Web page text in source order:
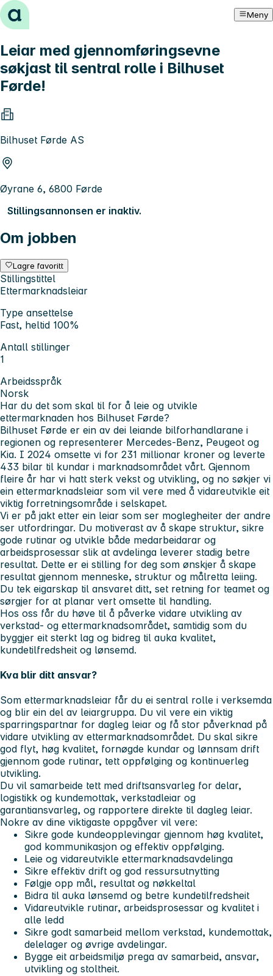
Hopp til innhold Meny
Leiar med gjennomføringsevne
søkjast til sentral rolle i Bilhuset
Førde!
Bilhuset Førde AS
Øyrane 6, 6800 Førde
Stillingsannonsen er inaktiv.
Om jobben
Lagre favoritt
Stillingstittel
Ettermarknadsleiar
Type ansettelse
Fast, heltid 100%
Antall stillinger
1
Arbeidsspråk
Norsk
Har du det som skal til for å leie og utvikle
ettermarknaden hos Bilhuset Førde?
Bilhuset Førde er ein av dei leiande bilforhandlarane i
regionen og representerer Mercedes-Benz, Peugeot og
Kia. I 2024 omsette vi for 231 millionar kroner og leverte
433 bilar til kundar i marknadsområdet vårt. Gjennom
fleire år har vi hatt sterk vekst og utvikling, og no søkjer vi
ein ettermarknadsleiar som vil vere med å vidareutvikle eit
viktig forretningsområde i selskapet.
Vi er på jakt etter ein leiar som ser moglegheiter der andre
ser utfordringar. Du motiverast av å skape struktur, sikre
gode rutinar og utvikle både medarbeidarar og
arbeidsprosessar slik at avdelinga leverer stadig betre
resultat. Dette er ei stilling for deg som ønskjer å skape
resultat gjennom menneske, struktur og målretta leiing.
Du tek eigarskap til ansvaret ditt, set retning for teamet og
sørgjer for at planar vert omsette til handling.
Hos oss får du høve til å påverke vidare utvikling av
verkstad- og ettermarknadsområdet, samtidig som du
byggjer eit sterkt lag og bidreg til auka kvalitet,
kundetilfredsheit og lønsemd.
Kva blir ditt ansvar?
Som ettermarknadsleiar får du ei sentral rolle i verksemda
og blir ein del av leiargruppa. Du vil vere ein viktig
sparringspartnar for dagleg leiar og få stor påverknad på
vidare utvikling av ettermarknadsområdet. Du skal sikre
god flyt, høg kvalitet, fornøgde kundar og lønnsam drift
gjennom gode rutinar, tett oppfølging og kontinuerleg
utvikling.
Du vil samarbeide tett med driftsansvarleg for delar,
logistikk og kundemottak, verkstadleiar og
garantiansvarleg, og rapportere direkte til dagleg leiar.
Nokre av dine viktigaste oppgåver vil vere:
Sikre gode kundeopplevingar gjennom høg kvalitet,
god kommunikasjon og effektiv oppfølging.
Leie og vidareutvikle ettermarknadsavdelinga
Sikre effektiv drift og god ressursutnytting
Følgje opp mål, resultat og nøkkeltal
Bidra til auka lønsemd og betre kundetilfredsheit
Vidareutvikle rutinar, arbeidsprosessar og kvalitet i
alle ledd
Sikre godt samarbeid mellom verkstad, kundemottak,
delelager og øvrige avdelingar.
Bygge eit arbeidsmiljø prega av samarbeid, ansvar,
utvikling og stoltheit.